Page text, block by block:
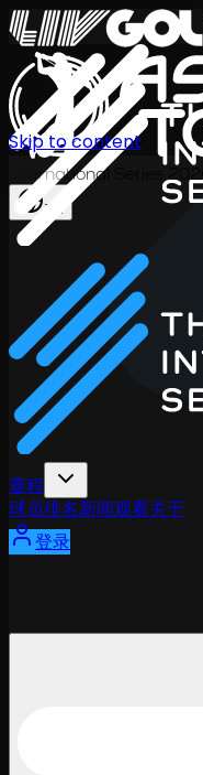
International Series 2026
ZH
赛程
球员排名新闻观看关于
登录
Skip to content